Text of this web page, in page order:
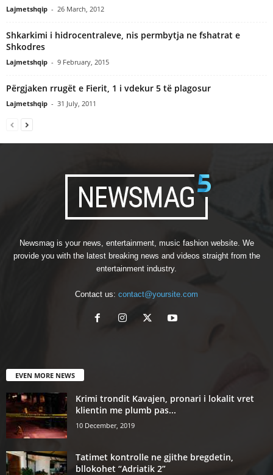
Lajmetshqip - 26 March, 2012
Shkarkimi i hidrocentraleve, nis permbytja ne fshatrat e
Shkodres
Lajmetshqip - 9 February, 2015
Përgjaken rrugët e Fierit, 1 i vdekur 5 të plagosur
Lajmetshqip - 31 July, 2011
Newsmag is your news, entertainment, music fashion website. We
provide you with the latest breaking news and videos straight from the
entertainment industry.
Contact us: contact@yoursite.com
EVEN MORE NEWS
Krimi trondit Kavajen, pronari i lokalit vret
klientin me plumb pas...
10 December, 2019
Tatimet kontrolle ne gjithe bregdetin,
bllokohet “Adriatik 2”